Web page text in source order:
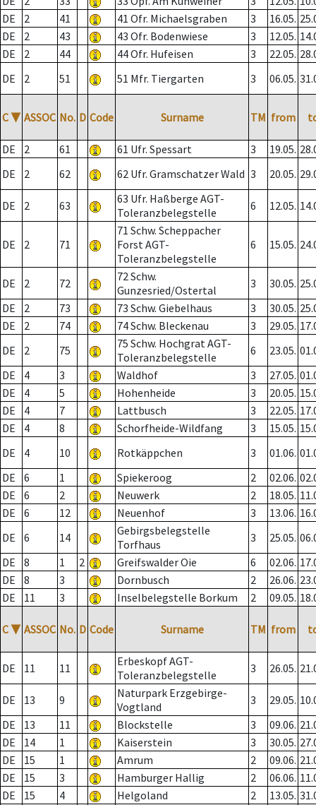
DE
2 41 41 Ofr. Michaelsgraben 3 16.05.
DE
2 43 43 Ofr. Bodenwiese 3 12.05.
DE
2 44 44 Ofr. Hufeisen 3 22.05.
DE
2 51 51 Mfr. Tiergarten 3 06.05.
C ▼ ASSOC No. D Code Surname TM from
DE 2 61 61 Ufr. Spessart 3 19.05.
DE
2 62 62 Ufr. Gramschatzer Wald 3 20.05.
DE 2 63
63 Ufr. Haßberge AGT-
Toleranzbelegstelle
6 12.05.
DE 2 71
71 Schw. Scheppacher
Forst AGT-
Toleranzbelegstelle
6 15.05.
DE 2 72
72 Schw.
Gunzesried/Ostertal
3 30.05.
DE
2 73 73 Schw. Giebelhaus 3 30.05.
DE
2 74 74 Schw. Bleckenau 3 29.05.
DE
2 75
75 Schw. Hochgrat AGT-
Toleranzbelegstelle
6 23.05.
DE
4 3 Waldhof 3 27.05.
DE
4 5 Hohenheide 3 20.05.
DE
4 7 Lattbusch 3 22.05.
DE
4 8 Schorfheide-Wildfang 3 15.05.
DE
4 10 Rotkäppchen 3 01.06.
DE
6 1 Spiekeroog 2 02.06.
DE
6 2 Neuwerk 2 18.05.
DE
6 12 Neuenhof 3 13.06.
DE
6 14
Gebirgsbelegstelle
Torfhaus
3 25.05.
DE
8 1 2 Greifswalder Oie 6 02.06.
DE
8 3 Dornbusch 2 26.06.
DE
11 3 Inselbelegstelle Borkum 2 09.05.
C ▼ ASSOC No. D Code Surname TM from
DE 11 11
Erbeskopf AGT-
Toleranzbelegstelle
3 26.05.
DE 13 9
Naturpark Erzgebirge-
Vogtland
3 29.05.
DE
13 11 Blockstelle 3 09.06.
DE
14 1 Kaiserstein 3 30.05.
DE
15 1 Amrum 2 09.06.
DE
15 3 Hamburger Hallig 2 06.06.
DE
15 4 Helgoland 2 13.05.